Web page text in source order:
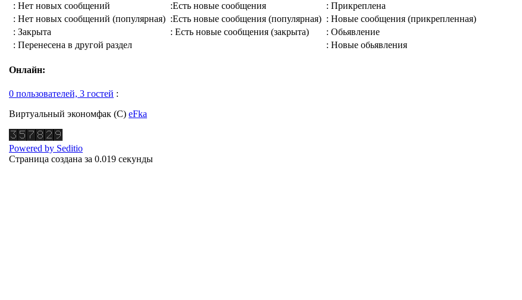
: Нет новых сообщений
:Есть новые сообщения
: Прикреплена
: Нет новых сообщений (популярная) :Есть новые сообщения (популярная) : Новые сообщения (прикрепленная)
: Закрыта
: Есть новые сообщения (закрыта)
: Обьявление
: Перенесена в другой раздел
: Новые обьявления
Онлайн:
0 пользователей, 3 гостей :
Виртуальный экономфак (С) eFka
Powered by Seditio
Страница создана за 0.019 секунды